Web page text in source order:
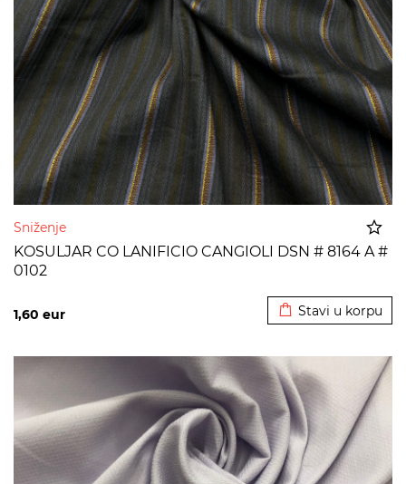
Sniženje
KOSULJAR CO LANIFICIO CANGIOLI DSN # 8164 A #
0102
1,60 eur Stavi u korpu